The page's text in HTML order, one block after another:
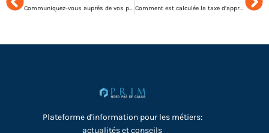
Communiquez-vous auprès de vos prospects ou de vos clients ? Comment est calculée la taxe d’apprentissage ?
Plateforme d'information pour les métiers:
actualités et conseils